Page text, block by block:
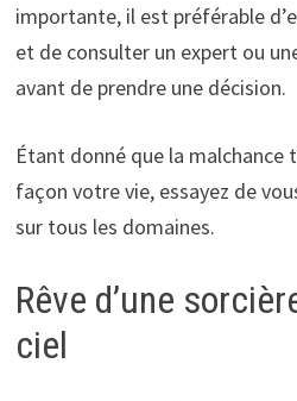
importante, il est préférable
et de consulter un expert ou
avant de prendre une décision.
Étant donné que la malchance
façon votre vie, essayez de
sur tous les domaines.
Rêve d’une
ciel